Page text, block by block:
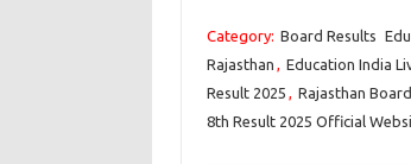
Category: Board Results
Rajasthan , Education India
Result 2025 , Rajasthan
8th Result 2025 Official